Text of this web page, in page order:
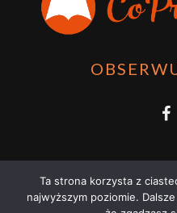
Ta strona korzysta z
najwyższym poziomie.